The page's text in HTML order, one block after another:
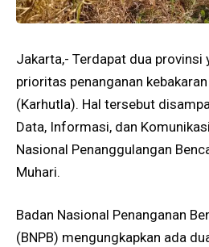
Jakarta,- Terdapat dua provinsi
prioritas penanganan
(Karhutla). Hal tersebut
Data, Informasi, dan
Nasional Penanggulangan
Muhari.
Badan Nasional Penanganan
(BNPB) mengungkapkan ada